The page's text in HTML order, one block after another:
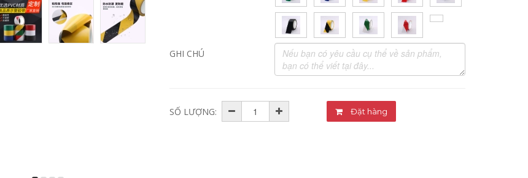
báo màu xanh lá
cây và trắng Băng
GHI CHÚ
SỐ LƯỢNG: Đặt hàng